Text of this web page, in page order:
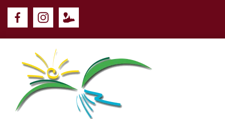
Panneau de gestion des cookies